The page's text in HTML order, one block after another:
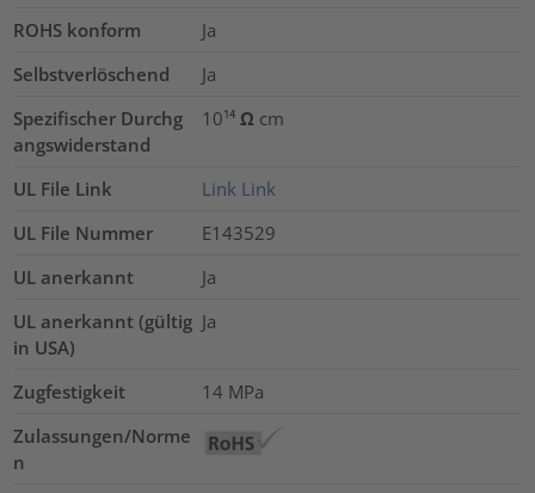
ROHS konform
Ja
Selbstverlöschend
Ja
Spezifischer Durchg
angswiderstand
10¹⁴ Ω cm
UL File Link Link Link
UL File Nummer
E143529
UL anerkannt
Ja
UL anerkannt (gültig
in USA)
Ja
Zugfestigkeit 14 MPa
Zulassungen/Norme
n